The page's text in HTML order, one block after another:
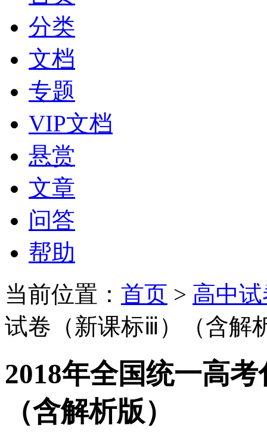
分类
文档
专题
VIP文档
悬赏
文章
问答
帮助
当前位置： 首页 > 高中
试卷（新课标ⅲ）（含解
2018年全国统一高
（含解析版）